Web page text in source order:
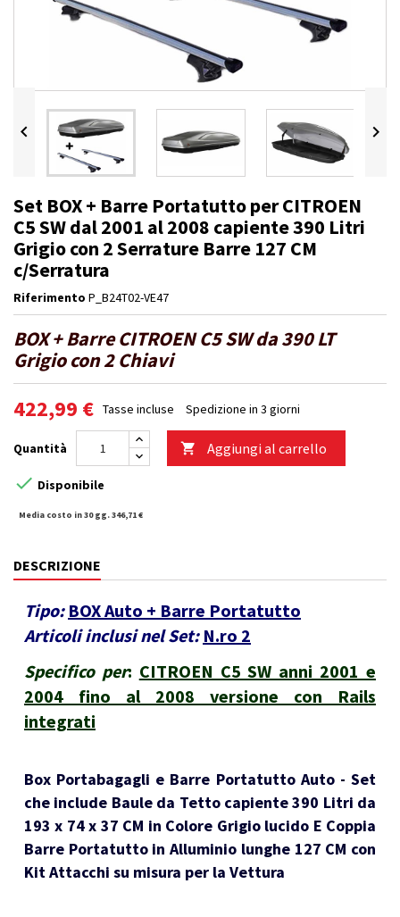
 
Set BOX + Barre Portatutto per CITROEN
C5 SW dal 2001 al 2008 capiente 390 Litri
Grigio con 2 Serrature Barre 127 CM
c/Serratura
Riferimento P_B24T02-VE47
BOX + Barre CITROEN C5 SW da 390 LT
Grigio con 2 Chiavi
422,99 € Tasse incluse Spedizione in 3 giorni
Quantità  Aggiungi al carrello
 Disponibile
Media costo in 30 gg. 346,71 €
DESCRIZIONE
Tipo: BOX Auto + Barre Portatutto
Articoli inclusi nel Set: N.ro 2
Specifico per: CITROEN C5 SW anni 2001 e
2004 fino al 2008 versione con Rails
integrati
Box Portabagagli e Barre Portatutto Auto - Set
che include Baule da Tetto capiente 390 Litri da
193 x 74 x 37 CM in Colore Grigio lucido E Coppia
Barre Portatutto in Alluminio lunghe 127 CM con
Kit Attacchi su misura per la Vettura